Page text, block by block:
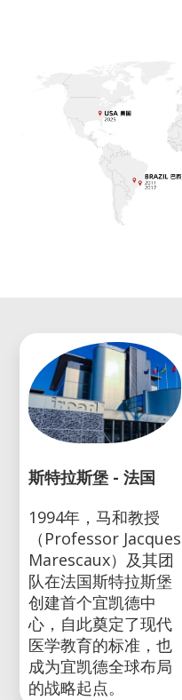
斯特拉斯堡 - 法国
1994年，马和教授
（Professor Jacques
Marescaux）及其团
队在法国斯特拉斯堡
创建首个宜凯德中
心，自此奠定了现代
医学教育的标准，也
成为宜凯德全球布局
的战略起点。